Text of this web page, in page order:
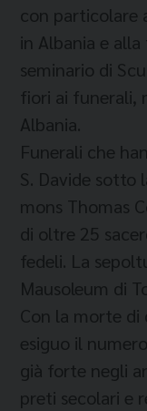
con particolare
in Albania e
seminario di
fiori ai funerali,
Albania.
Funerali che
S. Davide sotto
mons Thomas
di oltre 25
fedeli. La
Mausoleum di
Con la morte di
esiguo il
già forte negli
preti secolari e